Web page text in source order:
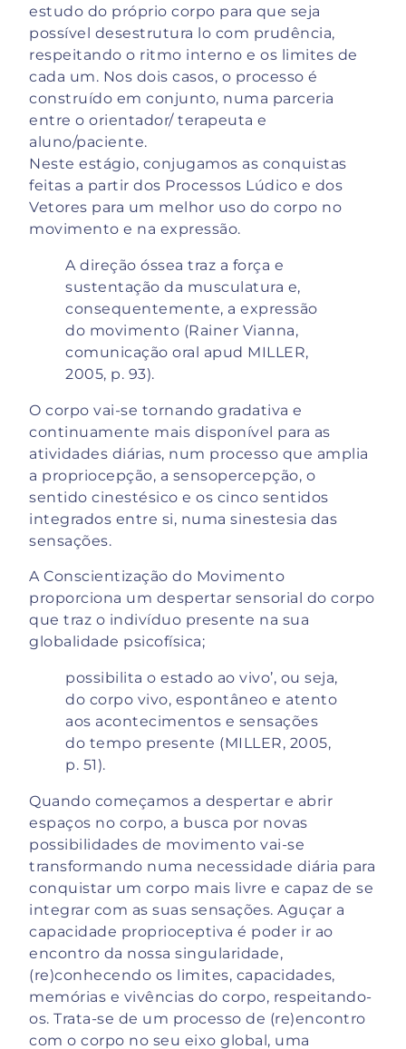
estudo do próprio corpo para que seja
possível desestrutura lo com prudência,
respeitando o ritmo interno e os limites de
cada um. Nos dois casos, o processo é
construído em conjunto, numa parceria
entre o orientador/ terapeuta e
aluno/paciente.
Neste estágio, conjugamos as conquistas
feitas a partir dos Processos Lúdico e dos
Vetores para um melhor uso do corpo no
movimento e na expressão.
A direção óssea traz a força e
sustentação da musculatura e,
consequentemente, a expressão
do movimento (Rainer Vianna,
comunicação oral apud MILLER,
2005, p. 93).
O corpo vai-se tornando gradativa e
continuamente mais disponível para as
atividades diárias, num processo que amplia
a propriocepção, a sensopercepção, o
sentido cinestésico e os cinco sentidos
integrados entre si, numa sinestesia das
sensações.
A Conscientização do Movimento
proporciona um despertar sensorial do corpo
que traz o indivíduo presente na sua
globalidade psicofísica;
possibilita o estado ao vivo’, ou seja,
do corpo vivo, espontâneo e atento
aos acontecimentos e sensações
do tempo presente (MILLER, 2005,
p. 51).
Quando começamos a despertar e abrir
espaços no corpo, a busca por novas
possibilidades de movimento vai-se
transformando numa necessidade diária para
conquistar um corpo mais livre e capaz de se
integrar com as suas sensações. Aguçar a
capacidade proprioceptiva é poder ir ao
encontro da nossa singularidade,
(re)conhecendo os limites, capacidades,
memórias e vivências do corpo, respeitando-
os. Trata-se de um processo de (re)encontro
com o corpo no seu eixo global, uma